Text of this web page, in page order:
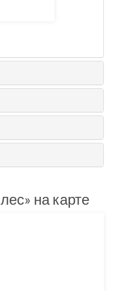
на карте